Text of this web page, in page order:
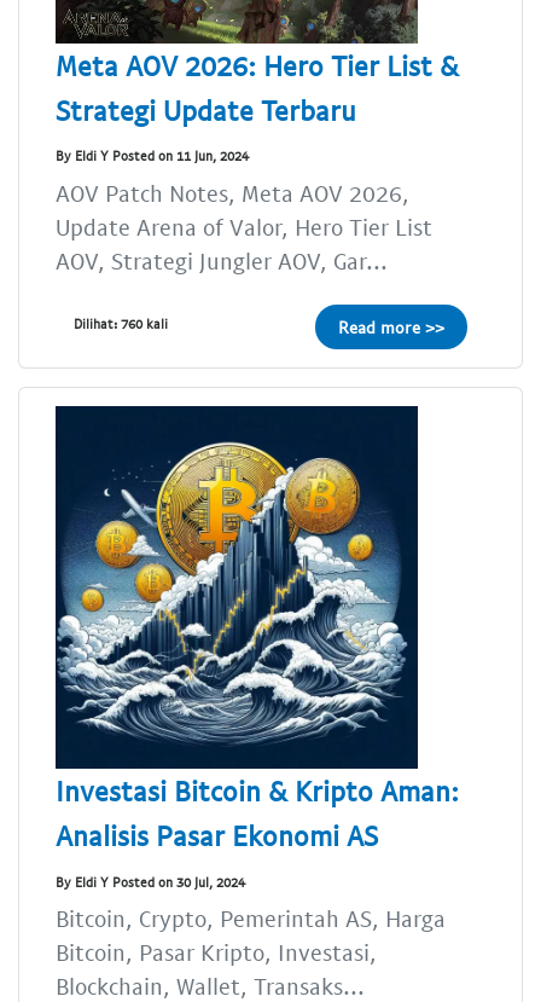
Meta AOV 2026: Hero Tier List &
Strategi Update Terbaru
By Eldi Y Posted on 11 Jun, 2024
AOV Patch Notes, Meta AOV 2026,
Update Arena of Valor, Hero Tier List
AOV, Strategi Jungler AOV, Gar...
Dilihat: 760 kali Read more >>
Investasi Bitcoin & Kripto Aman:
Analisis Pasar Ekonomi AS
By Eldi Y Posted on 30 Jul, 2024
Bitcoin, Crypto, Pemerintah AS, Harga
Bitcoin, Pasar Kripto, Investasi,
Blockchain, Wallet, Transaks...